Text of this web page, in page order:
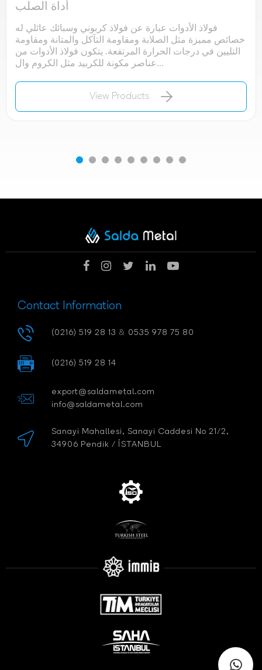
أداة الصلب
فولاذ الأدوات عبارة عن فولاذ كربوني وسبائك عائلي له
خصائص مميزة مثل الصلابة ومقاومة التآكل والمتانة ومقاومة
التليين في درجات الحرارة المرتفعة. يتكون فولاذ الأدوات من
عناصر مكونة للكربيد مثل الكروم وال...
View Products
Contact Information
(0216) 519 28 13 & 0535 978 75 80
(0216) 519 28 14
export@saldametal.com
info@saldametal.com
Sanayi Mahallesi, Sanayi Caddesi No 21/2,
34906 Pendik / İSTANBUL